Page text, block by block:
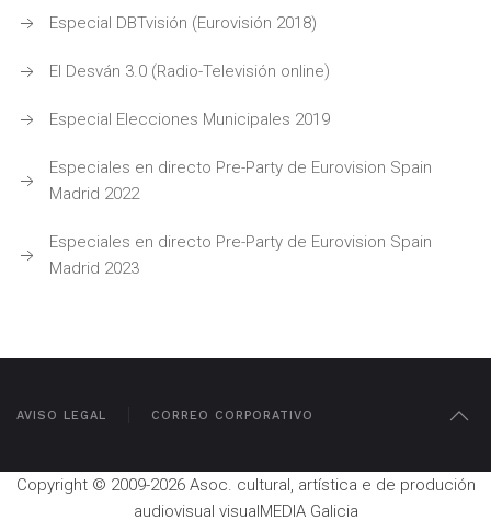
Especial DBTvisión (Eurovisión 2018)
El Desván 3.0 (Radio-Televisión online)
Especial Elecciones Municipales 2019
Especiales en directo Pre-Party de Eurovision Spain
Madrid 2022
Especiales en directo Pre-Party de Eurovision Spain
Madrid 2023
AVISO LEGAL CORREO CORPORATIVO
Copyright © 2009-2026 Asoc. cultural, artística e de produción
audiovisual visualMEDIA Galicia